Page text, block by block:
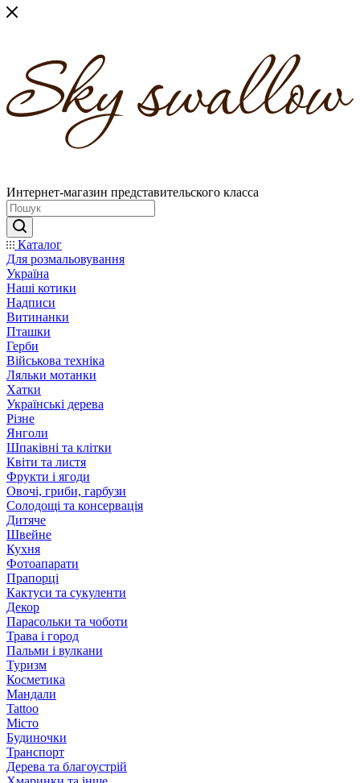
Интернет-магазин представительского класса
Каталог
Для розмальовування
Україна
Наші котики
Надписи
Витинанки
Пташки
Герби
Військова техніка
Ляльки мотанки
Хатки
Українські дерева
Різне
Янголи
Шпаківні та клітки
Квіти та листя
Фрукти і ягоди
Овочі, гриби, гарбузи
Солодощі та консервація
Дитяче
Швейне
Кухня
Фотоапарати
Прапорці
Кактуси та сукуленти
Декор
Парасольки та чоботи
Трава і город
Пальми і вулкани
Туризм
Косметика
Мандали
Tattoo
Місто
Будиночки
Транспорт
Дерева та благоустрій